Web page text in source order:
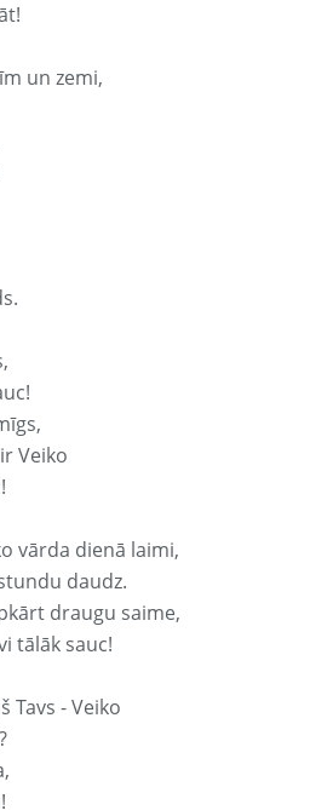
un zemi,
Veiko
vārda dienā laimi,
daudz.
draugu saime,
tālāk sauc!
Tavs - Veiko